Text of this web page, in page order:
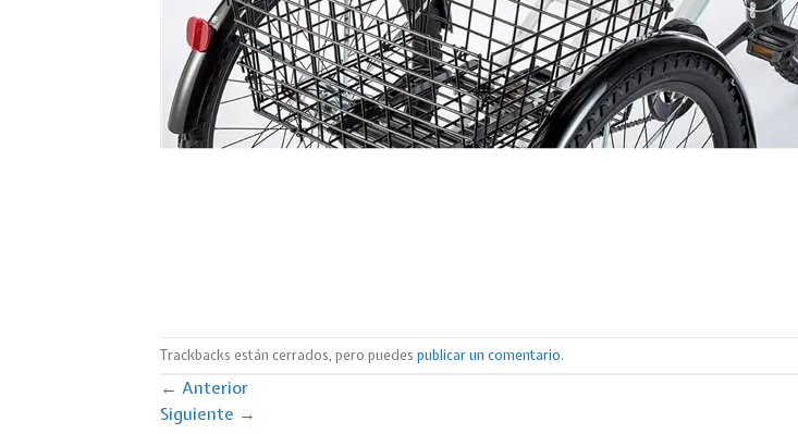
Trackbacks están cerrados, pero puedes publicar un comentario.
← Anterior
Siguiente →